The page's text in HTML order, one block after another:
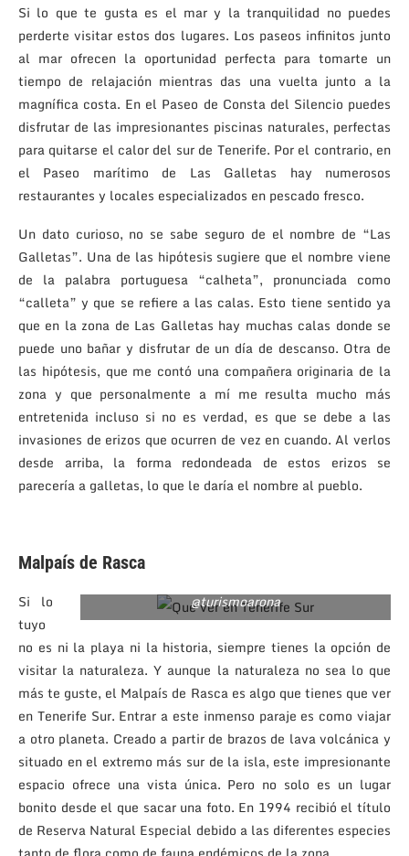
Si lo que te gusta es el mar y la tranquilidad no puedes
perderte visitar estos dos lugares. Los paseos infinitos junto
al mar ofrecen la oportunidad perfecta para tomarte un
tiempo de relajación mientras das una vuelta junto a la
magnífica costa. En el Paseo de Consta del Silencio puedes
disfrutar de las impresionantes piscinas naturales, perfectas
para quitarse el calor del sur de Tenerife. Por el contrario, en
el Paseo marítimo de Las Galletas hay numerosos
restaurantes y locales especializados en pescado fresco.
Un dato curioso, no se sabe seguro de el nombre de “Las
Galletas”. Una de las hipótesis sugiere que el nombre viene
de la palabra portuguesa “calheta”, pronunciada como
“calleta” y que se refiere a las calas. Esto tiene sentido ya
que en la zona de Las Galletas hay muchas calas donde se
puede uno bañar y disfrutar de un día de descanso. Otra de
las hipótesis, que me contó una compañera originaria de la
zona y que personalmente a mí me resulta mucho más
entretenida incluso si no es verdad, es que se debe a las
invasiones de erizos que ocurren de vez en cuando. Al verlos
desde arriba, la forma redondeada de estos erizos se
parecería a galletas, lo que le daría el nombre al pueblo.
Malpaís de Rasca
@turismoarona
Si lo
tuyo
no es ni la playa ni la historia, siempre tienes la opción de
visitar la naturaleza. Y aunque la naturaleza no sea lo que
más te guste, el Malpaís de Rasca es algo que tienes que ver
en Tenerife Sur. Entrar a este inmenso paraje es como viajar
a otro planeta. Creado a partir de brazos de lava volcánica y
situado en el extremo más sur de la isla, este impresionante
espacio ofrece una vista única. Pero no solo es un lugar
bonito desde el que sacar una foto. En 1994 recibió el título
de Reserva Natural Especial debido a las diferentes especies